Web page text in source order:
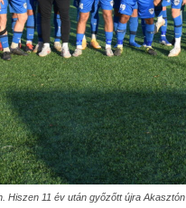
Hiszen 11 év után győzőtt újra Akasztón